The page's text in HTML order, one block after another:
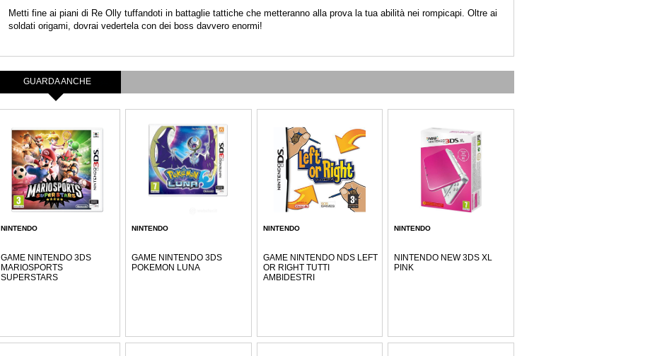
Metti fine ai piani di Re Olly tuffandoti in battaglie tattiche che metteranno alla prova la tua abilità nei rompicapi. Oltre ai
soldati origami, dovrai vedertela con dei boss davvero enormi!
GUARDA ANCHE
NINTENDO
GAME NINTENDO 3DS
MARIOSPORTS
SUPERSTARS
NINTENDO
GAME NINTENDO 3DS
POKEMON LUNA
NINTENDO
GAME NINTENDO NDS LEFT
OR RIGHT TUTTI
AMBIDESTRI
NINTENDO
NINTENDO NEW 3DS XL
PINK